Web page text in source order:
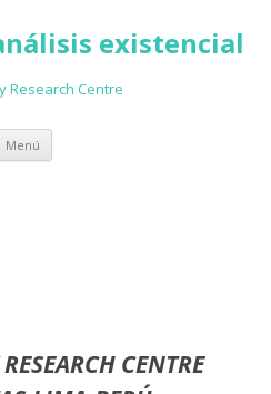
existencial
Research Centre
Menú Ir
contenido
CENTRE